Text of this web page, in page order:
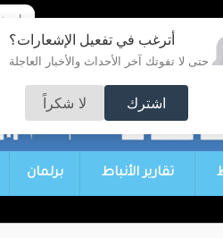
أترغب في تفعيل الإشعارات؟
حتى لا تفوتك آخر الأحداث والأخبار العاجلة
اشترك لا شكراً
تقارير الأنباط برلمان